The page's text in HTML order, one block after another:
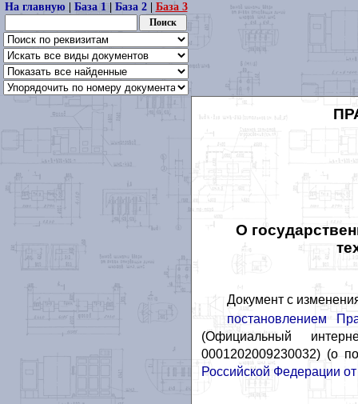
На главную| База 1| База 2| База 3
О
Документ с
постановлением
(Официальный
0001202009230032) (о
Российской Федерации